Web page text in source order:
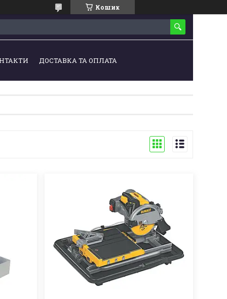
Кошик
ДОСТАВКА ТА ОПЛАТА